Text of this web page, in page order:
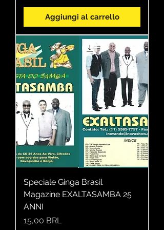
Aggiungi al carrello
Speciale Ginga Brasil
Magazine EXALTASAMBA 25
ANNI
Prezzo
15,00 BRL